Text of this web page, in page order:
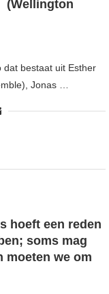
(Wellington
bestaat uit Esther
Jonas …
hoeft een reden
soms mag
moeten we om